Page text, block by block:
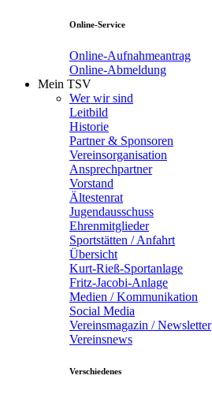
Online-Service
Online-Aufnahmeantrag
Online-Abmeldung
Mein TSV
Wer wir sind
Leitbild
Historie
Partner & Sponsoren
Vereinsorganisation
Ansprechpartner
Vorstand
Ältestenrat
Jugendausschuss
Ehrenmitglieder
Sportstätten / Anfahrt
Übersicht
Kurt-Rieß-Sportanlage
Fritz-Jacobi-Anlage
Medien / Kommunikation
Social Media
Vereinsmagazin / Newsletter
Vereinsnews
Verschiedenes